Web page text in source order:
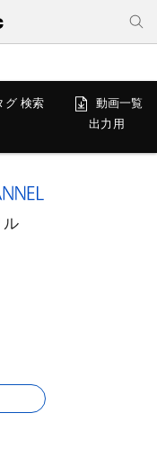
グ 検索
動画一覧
出力用
ル